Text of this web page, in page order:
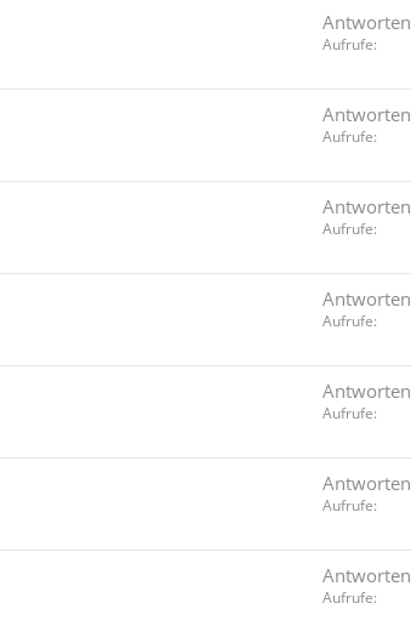
Antworten
Aufrufe
Antworten
Aufrufe
Antworten
Aufrufe
Antworten
Aufrufe
Antworten
Aufrufe
Antworten
Aufrufe
Antworten
Aufrufe